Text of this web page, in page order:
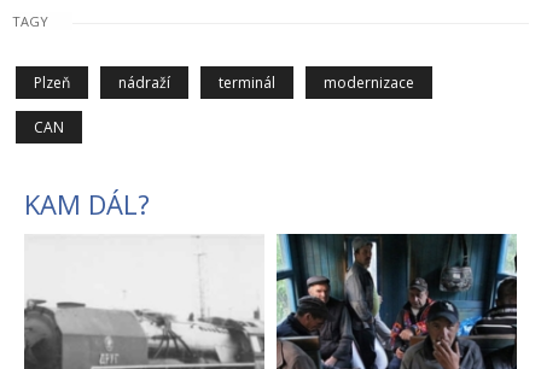
TAGY
Plzeň nádraží terminál modernizace
CAN
KAM DÁL?